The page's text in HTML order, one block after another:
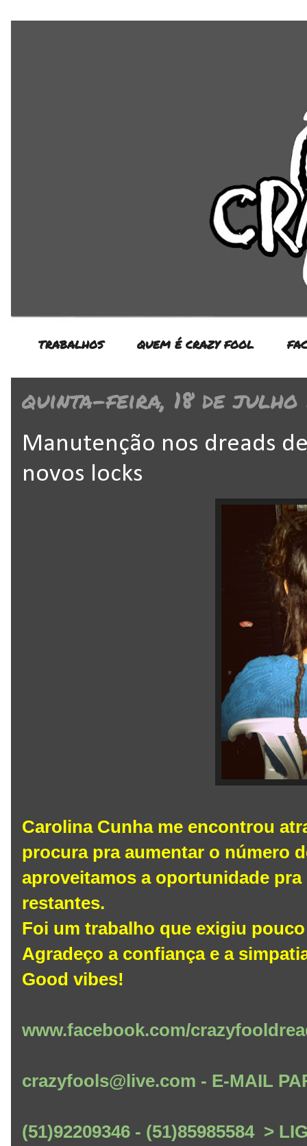
TRABALHOS QUEM É CRAZY FOOL
quinta-feira, 18 de julho
Manutenção nos dreads
novos locks
Carolina Cunha me encontrou
procura pra aumentar o número
aproveitamos a oportunidade
restantes.
Foi um trabalho que exigiu
Agradeço a confiança e a
Good vibes!
www.facebook.com/
crazyfools@live.com - E-MAIL
(51)92209346 - (51)85985584 >